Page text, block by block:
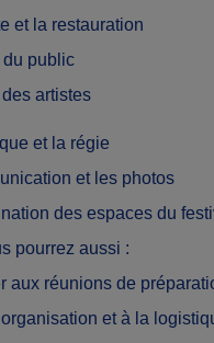
et la restauration
du public
artistes
et la régie
et les photos
des espaces du
pourrez aussi :
aux réunions de
et à la